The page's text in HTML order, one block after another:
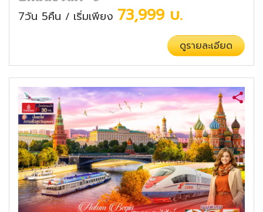
7วัน 5คืน / เริ่มเพียง 73,999 บ.
ดูรายละเอียด